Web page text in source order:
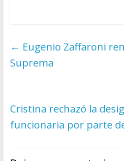
← Eugenio Zaffaroni
Suprema
Cristina rechazó la
funcionaria por parte